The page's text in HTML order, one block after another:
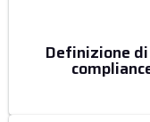
Definizione